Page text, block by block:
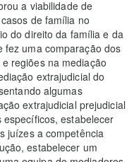
a viabilidade de
de família no
do direito da família e da
fez uma comparação dos
regiões na mediação
extrajudicial do
algumas
extrajudicial prejudicial
estabelecer
juízes a competência
estabelecer um